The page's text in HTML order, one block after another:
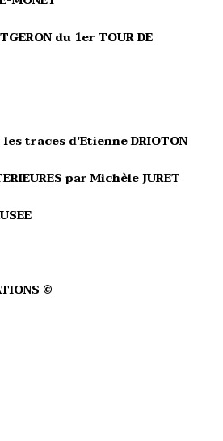
du 1er TOUR DE
les traces d'Etienne DRIOTON
par Michèle JURET
©